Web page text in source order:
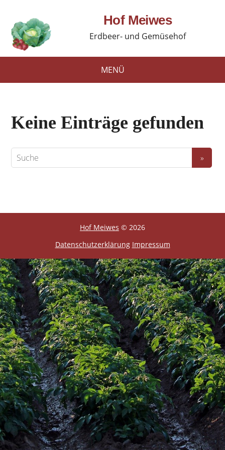
Hof Meiwes
Erdbeer- und Gemüsehof
MENÜ
Keine Einträge gefunden
Hof Meiwes © 2026
Datenschutzerklärung Impressum